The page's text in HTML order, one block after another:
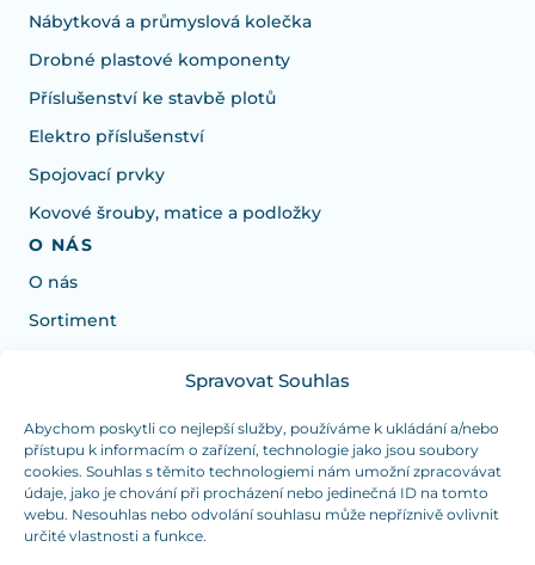
Spravovat Souhlas
Abychom poskytli co nejlepší služby, používáme k ukládání a/nebo
přístupu k informacím o zařízení, technologie jako jsou soubory
cookies. Souhlas s těmito technologiemi nám umožní zpracovávat
údaje, jako je chování při procházení nebo jedinečná ID na tomto
webu. Nesouhlas nebo odvolání souhlasu může nepříznivě ovlivnit
určité vlastnosti a funkce.
Nábytková a průmyslová kolečka
Drobné plastové komponenty
Příslušenství ke stavbě plotů
Elektro příslušenství
Spojovací prvky
Kovové šrouby, matice a podložky
O NÁS
O nás
Sortiment
Potřebujete poradit s výběrem?
Jsme tu pro vás Pondělí-Čtvrtek od: 7:30 - 15:30 hodin
a Pátek od 7:30 - 14:30 hodin
info@dualpraha.cz +420 725 802 767